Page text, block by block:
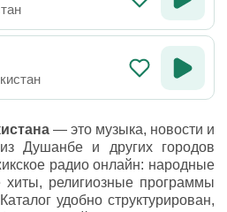
— это музыка, новости и
Душанбе и других городов
радио онлайн: народные
религиозные программы
удобно структурирован,